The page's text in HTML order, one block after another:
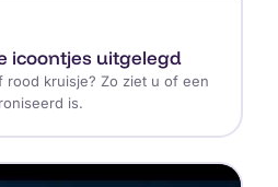
icoontjes uitgelegd
rood kruisje? Zo ziet u of een
is.